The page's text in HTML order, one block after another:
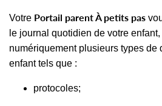
Votre Portail parent À petits pas
le journal quotidien de votre
numériquement plusieurs types de
enfant tels que :
protocoles;